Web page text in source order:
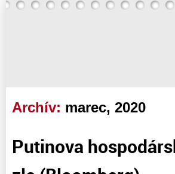
Najkomentovanejšie články
Archív: marec, 2020
Putinova